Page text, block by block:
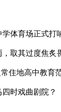
体育场正式打
取其过度焦
住地高中教
时戏曲剧院？